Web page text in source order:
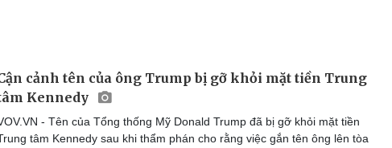
cảnh tên của ông Trump bị gỡ khỏi mặt tiền Trung
Kennedy
- Tên của Tổng thống Mỹ Donald Trump đã bị gỡ khỏi mặt tiền
tâm Kennedy sau khi thẩm phán cho rằng việc gắn tên ông lên tòa